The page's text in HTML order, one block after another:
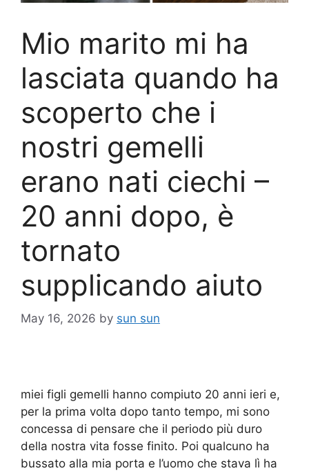
Mio marito mi ha
lasciata quando ha
scoperto che i
nostri gemelli
erano nati ciechi –
20 anni dopo, è
tornato
supplicando aiuto
May 16, 2026 by sun sun
miei figli gemelli hanno compiuto 20 anni ieri e,
per la prima volta dopo tanto tempo, mi sono
concessa di pensare che il periodo più duro
della nostra vita fosse finito. Poi qualcuno ha
bussato alla mia porta e l’uomo che stava lì ha